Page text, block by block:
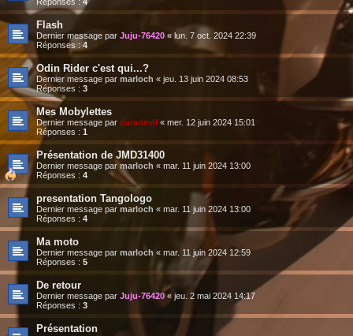
Flash
Dernier message par Juju-76420 « lun. 7 oct. 2024 22:39
Réponses : 4
Odin Rider c'est qui...?
Dernier message par marloch « jeu. 13 juin 2024 08:53
Réponses : 3
Mes Mobylettes
Dernier message par daredevil « mer. 12 juin 2024 15:01
Réponses : 1
Présentation de JMD31400
Dernier message par marloch « mar. 11 juin 2024 13:00
Réponses : 4
presentation Tangologo
Dernier message par marloch « mar. 11 juin 2024 13:00
Réponses : 4
Ma moto
Dernier message par marloch « mar. 11 juin 2024 12:59
Réponses : 5
De retour
Dernier message par Juju-76420 « jeu. 2 mai 2024 14:17
Réponses : 3
Présentation